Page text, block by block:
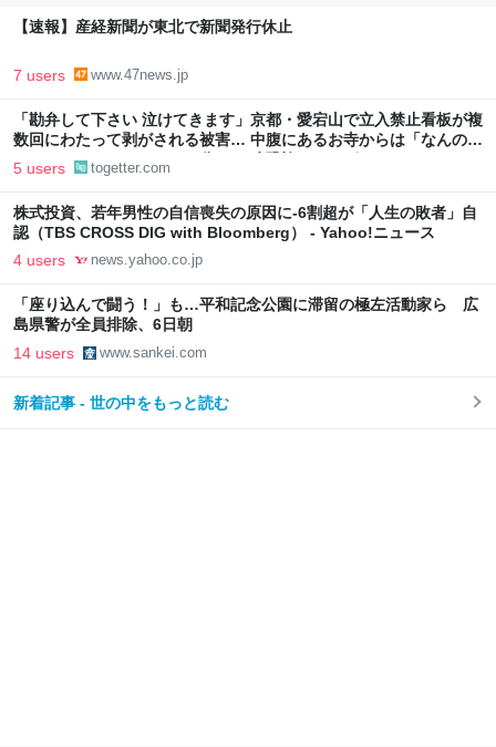
【速報】産経新聞が東北で新聞発行休止
7 users www.47news.jp
「勘弁して下さい 泣けてきます」京都・愛宕山で立入禁止看板が複
数回にわたって剥がされる被害… 中腹にあるお寺からは「なんのた
めになされているのかすら分からず 恐怖しかございません」
5 users togetter.com
株式投資、若年男性の自信喪失の原因に-6割超が「人生の敗者」自
認（TBS CROSS DIG with Bloomberg） - Yahoo!ニュース
4 users news.yahoo.co.jp
「座り込んで闘う！」も…平和記念公園に滞留の極左活動家ら 広
島県警が全員排除、6日朝
14 users www.sankei.com
新着記事 - 世の中をもっと読む